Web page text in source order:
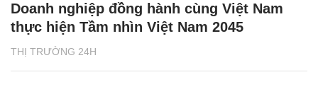
THỊ TRƯỜNG 24H
Doanh nghiệp đồng hành cùng Việt Nam
thực hiện Tầm nhìn Việt Nam 2045